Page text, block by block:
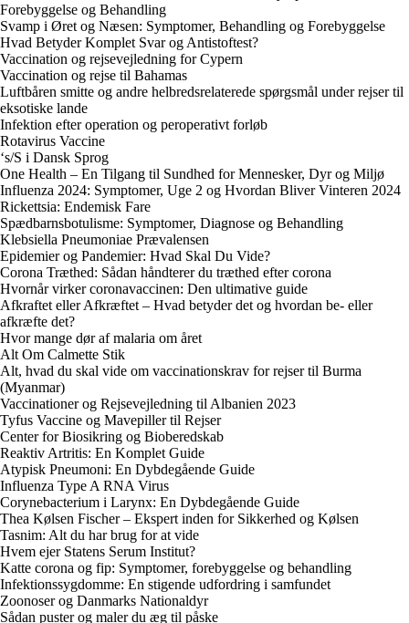
Forebyggelse og Behandling
Svamp i Øret og Næsen: Symptomer, Behandling og Forebyggelse
Hvad Betyder Komplet Svar og Antistoftest?
Vaccination og rejsevejledning for Cypern
Vaccination og rejse til Bahamas
Luftbåren smitte og andre helbredsrelaterede spørgsmål under rejser til
eksotiske lande
Infektion efter operation og peroperativt forløb
Rotavirus Vaccine
‘s/S i Dansk Sprog
One Health – En Tilgang til Sundhed for Mennesker, Dyr og Miljø
Influenza 2024: Symptomer, Uge 2 og Hvordan Bliver Vinteren 2024
Rickettsia: Endemisk Fare
Spædbarnsbotulisme: Symptomer, Diagnose og Behandling
Klebsiella Pneumoniae Prævalensen
Epidemier og Pandemier: Hvad Skal Du Vide?
Corona Træthed: Sådan håndterer du træthed efter corona
Hvornår virker coronavaccinen: Den ultimative guide
Afkraftet eller Afkræftet – Hvad betyder det og hvordan be- eller
afkræfte det?
Hvor mange dør af malaria om året
Alt Om Calmette Stik
Alt, hvad du skal vide om vaccinationskrav for rejser til Burma
(Myanmar)
Vaccinationer og Rejsevejledning til Albanien 2023
Tyfus Vaccine og Mavepiller til Rejser
Center for Biosikring og Bioberedskab
Reaktiv Artritis: En Komplet Guide
Atypisk Pneumoni: En Dybdegående Guide
Influenza Type A RNA Virus
Corynebacterium i Larynx: En Dybdegående Guide
Thea Kølsen Fischer – Ekspert inden for Sikkerhed og Kølsen
Tasnim: Alt du har brug for at vide
Hvem ejer Statens Serum Institut?
Katte corona og fip: Symptomer, forebyggelse og behandling
Infektionssygdomme: En stigende udfordring i samfundet
Zoonoser og Danmarks Nationaldyr
Sådan puster og maler du æg til påske